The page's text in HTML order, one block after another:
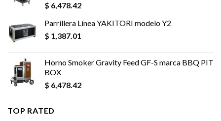
$ 6,478.42
Parrillera Línea YAKITORI modelo Y2
$ 1,387.01
Horno Smoker Gravity Feed GF-S marca BBQ PIT
BOX
$ 6,478.42
TOP RATED